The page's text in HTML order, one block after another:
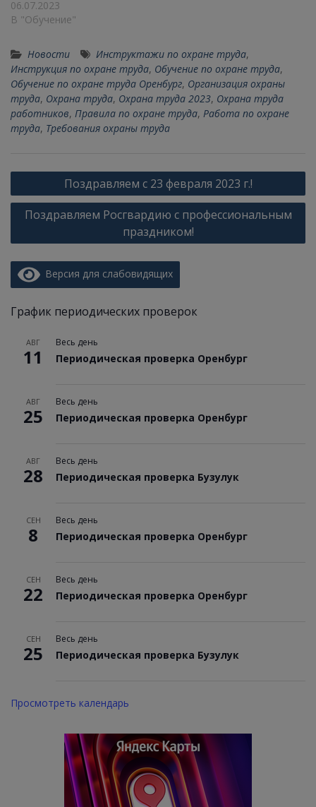
06.07.2023
В "Обучение"
Новости Инструктажи по охране труда,
Инструкция по охране труда, Обучение по охране труда,
Обучение по охране труда Оренбург, Организация охраны
труда, Охрана труда, Охрана труда 2023, Охрана труда
работников, Правила по охране труда, Работа по охране
труда, Требования охраны труда
Поздравляем с 23 февраля 2023 г.!
Поздравляем Росгвардию с профессиональным
праздником!
Версия для слабовидящих
График периодических проверок
АВГ
11
Весь день
Периодическая проверка Оренбург
АВГ
25
Весь день
Периодическая проверка Оренбург
АВГ
28
Весь день
Периодическая проверка Бузулук
СЕН
8
Весь день
Периодическая проверка Оренбург
СЕН
22
Весь день
Периодическая проверка Оренбург
СЕН
25
Весь день
Периодическая проверка Бузулук
Просмотреть календарь